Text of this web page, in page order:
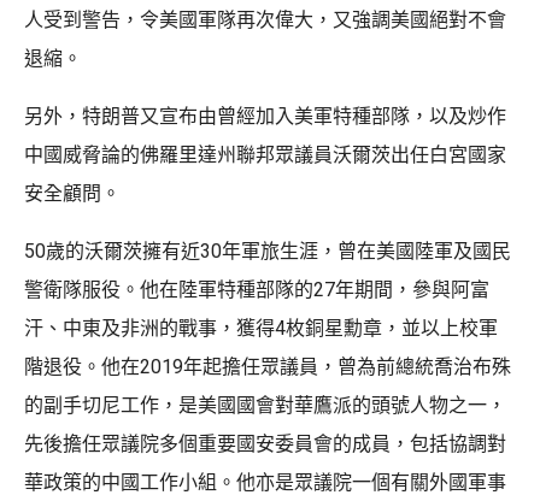
人受到警告，令美國軍隊再次偉大，又強調美國絕對不會
退縮。
另外，特朗普又宣布由曾經加入美軍特種部隊，以及炒作
中國威脅論的佛羅里達州聯邦眾議員沃爾茨出任白宮國家
安全顧問。
50歲的沃爾茨擁有近30年軍旅生涯，曾在美國陸軍及國民
警衛隊服役。他在陸軍特種部隊的27年期間，參與阿富
汗、中東及非洲的戰事，獲得4枚銅星勳章，並以上校軍
階退役。他在2019年起擔任眾議員，曾為前總統喬治布殊
的副手切尼工作，是美國國會對華鷹派的頭號人物之一，
先後擔任眾議院多個重要國安委員會的成員，包括協調對
華政策的中國工作小組。他亦是眾議院一個有關外國軍事